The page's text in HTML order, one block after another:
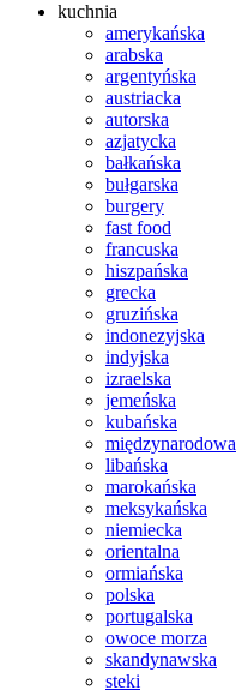
kuchnia
amerykańska
arabska
argentyńska
austriacka
autorska
azjatycka
bałkańska
bułgarska
burgery
fast food
francuska
hiszpańska
grecka
gruzińska
indonezyjska
indyjska
izraelska
jemeńska
kubańska
międzynarodowa
libańska
marokańska
meksykańska
niemiecka
orientalna
ormiańska
polska
portugalska
owoce morza
skandynawska
steki